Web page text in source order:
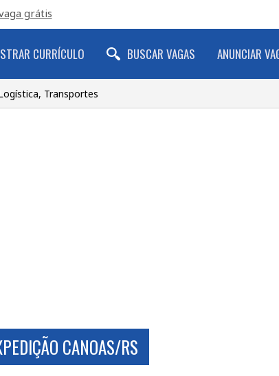
grátis
CURRÍCULO BUSCAR VAGAS ANUNCIAR
Transportes
CANOAS/RS